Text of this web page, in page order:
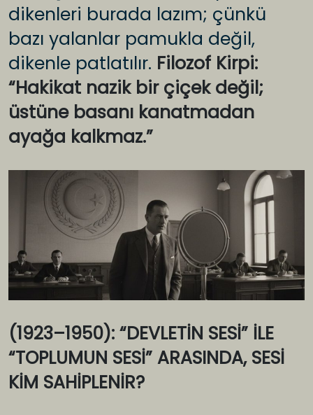
dikenleri burada lazım; çünkü
bazı yalanlar pamukla değil,
dikenle patlatılır. Filozof Kirpi:
“Hakikat nazik bir çiçek değil;
üstüne basanı kanatmadan
ayağa kalkmaz.”
(1923–1950): “DEVLETİN SESİ” İLE
“TOPLUMUN SESİ” ARASINDA, SESİ
KİM SAHİPLENİR?